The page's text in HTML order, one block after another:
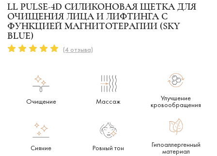
LL PULSE-4D СИЛИКОНОВАЯ ЩЕТКА ДЛЯ
ОЧИЩЕНИЯ ЛИЦА И ЛИФТИНГА С
ФУНКЦИЕЙ МАГНИТОТЕРАПИИ (SKY
BLUE)
(4 отзыва)
Очищение Массаж
Улучшение
кровообращения
Сияние Ровный тон
Гипоаллергенный
материал